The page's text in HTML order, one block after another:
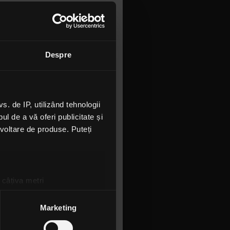
Despre
de IP, utilizând tehnologii
de a vă oferi publicitate și
de produse. Puteți
metri
la
secțiunea cu detalii
Marketing